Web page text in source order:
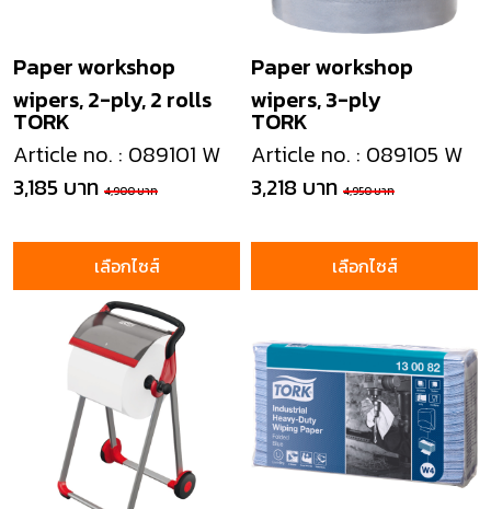
TORK
Paper workshop
wipers, 2-ply, 2 rolls
Article no. : 089101 W
3,185 บาท 4,900 บาท
เลือกไซส์
TORK
Paper workshop
wipers, 3-ply
Article no. : 089105 W
3,218 บาท 4,950 บาท
เลือกไซส์